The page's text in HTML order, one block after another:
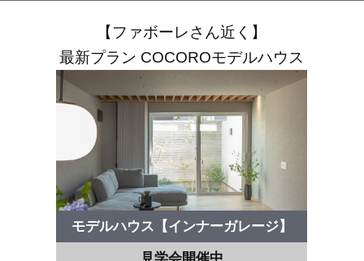
【ファボーレさん近く】
最新プラン COCOROモデルハウス
モデルハウス【インナーガレージ】